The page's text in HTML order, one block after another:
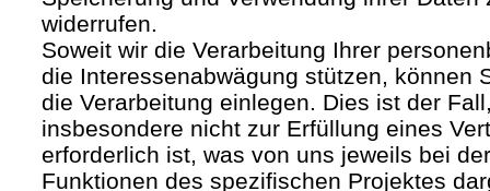
widerrufen.
Soweit wir die Verarbeitung Ihrer
die Interessenabwägung stützen, können
die Verarbeitung einlegen. Dies ist der
insbesondere nicht zur Erfüllung eines
erforderlich ist, was von uns jeweils bei
Funktionen des spezifischen Projektes